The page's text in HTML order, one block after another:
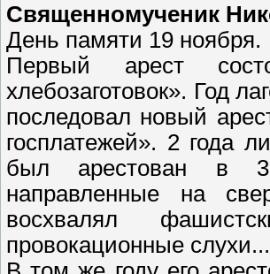
Священномученик
День памяти 19 ноября.
Первый арест
хлебозаготовок». Год
последовал новый
госплатежей». 2 года
был арестован в
направленные на
восхвалял
провокационные